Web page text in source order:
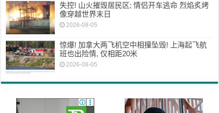
失控! 山火摧毁居民区; 情侣开车逃命 烈焰炙烤
像穿越世界末日
2026-08-05
惊爆! 加拿大两飞机空中相撞坠毁! 上海起飞航
班也出险情, 仅相距20米
2026-08-05